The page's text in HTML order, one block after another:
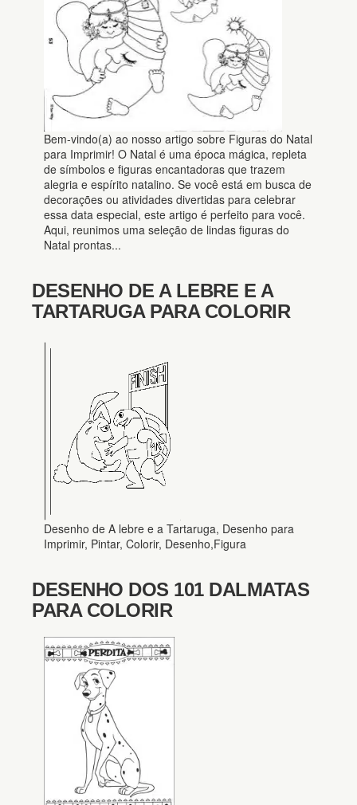
Bem-vindo(a) ao nosso artigo sobre Figuras do Natal
para Imprimir! O Natal é uma época mágica, repleta
de símbolos e figuras encantadoras que trazem
alegria e espírito natalino. Se você está em busca de
decorações ou atividades divertidas para celebrar
essa data especial, este artigo é perfeito para você.
Aqui, reunimos uma seleção de lindas figuras do
Natal prontas...
DESENHO DE A LEBRE E A
TARTARUGA PARA COLORIR
Desenho de A lebre e a Tartaruga, Desenho para
Imprimir, Pintar, Colorir, Desenho,Figura
DESENHO DOS 101 DALMATAS
PARA COLORIR